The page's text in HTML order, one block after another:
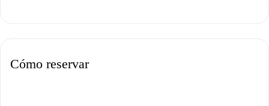
Cómo reservar